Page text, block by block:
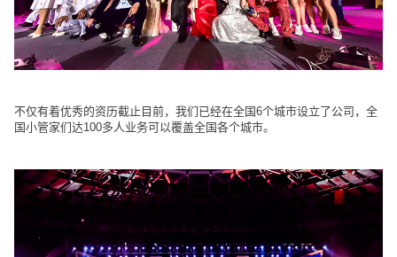
不仅有着优秀的资历截止目前，我们已经在全国6个城市设立了公司，全
国小管家们达100多人业务可以覆盖全国各个城市。